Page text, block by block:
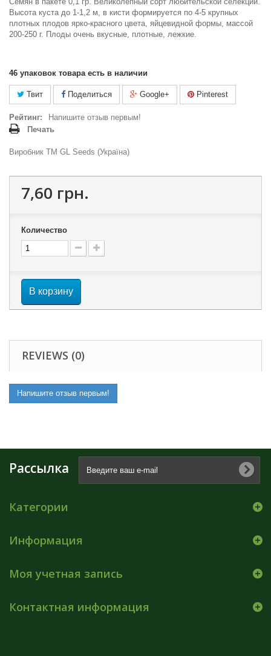
Высота куста до 1-1,2 м, в кисти формируется по 4-5 крупных
плотных плодов ярко-красного цвета, яйцевидной формы, массой
200-250 г. Плоды очень вкусные, плотные, лежкие.
46 упаковок товара есть в наличии
Твит Поделиться Google+ Pinterest
Рейтинг:
Напишите отзыв первым!
Печать
Виробник ТМ GL Seeds (Україна)
7,60 грн.
Количество
В корзину
REVIEWS (0)
Напишите отзыв первым!
Рассылка
Категории
Информация
Моя учетная запись
Контактная информация